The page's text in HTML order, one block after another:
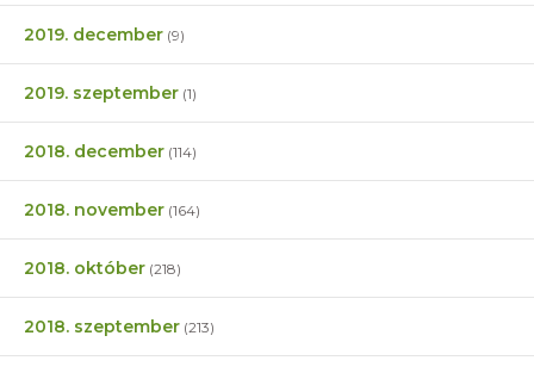
2019. december (9)
2019. szeptember (1)
2018. december (114)
2018. november (164)
2018. október (218)
2018. szeptember (213)